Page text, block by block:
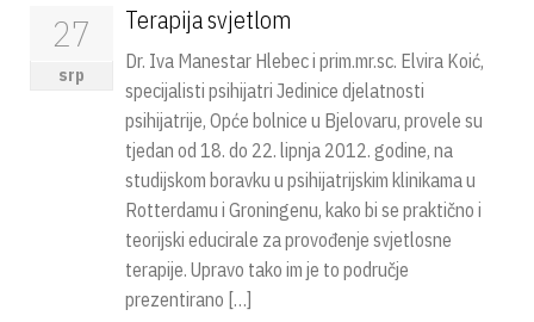
27
srp
Terapija svjetlom
Dr. Iva Manestar Hlebec i prim.mr.sc. Elvira Koić,
specijalisti psihijatri Jedinice djelatnosti
psihijatrije, Opće bolnice u Bjelovaru, provele su
tjedan od 18. do 22. lipnja 2012. godine, na
studijskom boravku u psihijatrijskim klinikama u
Rotterdamu i Groningenu, kako bi se praktično i
teorijski educirale za provođenje svjetlosne
terapije. Upravo tako im je to područje
prezentirano […]